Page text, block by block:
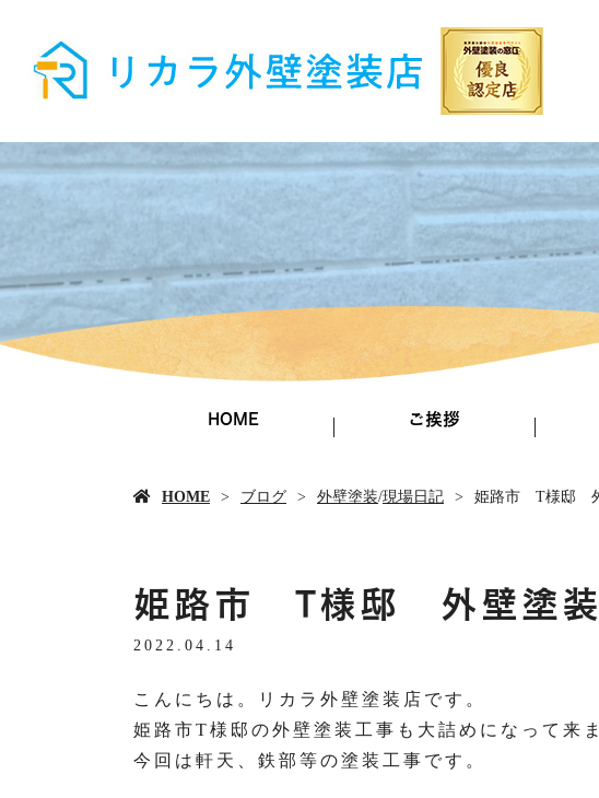
HOME ご挨拶
HOME ブログ 外壁塗装/現場日記 姫路市 T様邸
姫路市 T様邸 外壁塗
2022.04.14
こんにちは。リカラ外壁塗装店です。
姫路市T様邸の外壁塗装工事も大詰めになって来
今回は軒天、鉄部等の塗装工事です。